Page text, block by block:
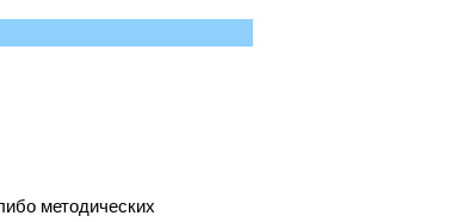
методических